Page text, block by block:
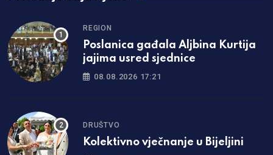
REGION
Poslanica gađala Aljbina Kurtija
jajima usred sjednice
08.08.2026 17:21
DRUŠTVO
Kolektivno vječnanje u Bijeljini